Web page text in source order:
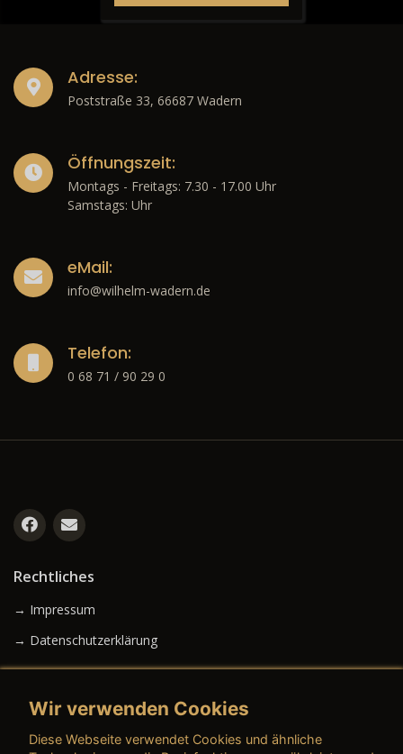
Adresse:
Poststraße 33, 66687 Wadern
Öffnungszeit:
Montags - Freitags: 7.30 - 17.00 Uhr
Samstags: Uhr
eMail:
info@wilhelm-wadern.de
Telefon:
0 68 71 / 90 29 0
Rechtliches
→ Impressum
→ Datenschutzerklärung
Wir verwenden Cookies
Diese Webseite verwendet Cookies und ähnliche